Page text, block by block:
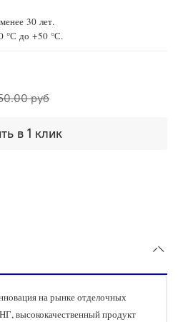
руб
в 1 клик
30 лет.
°С до +50 °С.
на рынке отделочных
высококачественный продукт